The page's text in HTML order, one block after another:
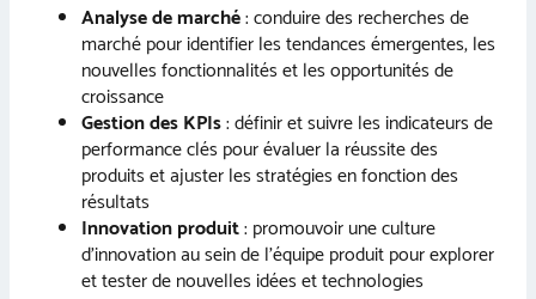
Analyse de marché: conduire des recherches de
marché pour identifier les tendances émergentes, les
nouvelles fonctionnalités et les opportunités de
croissance
Gestion des KPIs: définir et suivre les indicateurs de
performance clés pour évaluer la réussite des
produits et ajuster les stratégies en fonction des
résultats
Innovation produit: promouvoir une culture
d’innovation au sein de l’équipe produit pour explorer
et tester de nouvelles idées et technologies